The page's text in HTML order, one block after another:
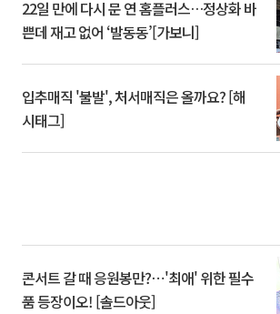
22일 만에 다시 문 연 홈플러스…정상화 바
쁜데 재고 없어 ‘발동동’[가보니]
입추매직 '불발', 처서매직은 올까요? [해
시태그]
콘서트 갈 때 응원봉만?⋯'최애' 위한 필수
품 등장이오! [솔드아웃]